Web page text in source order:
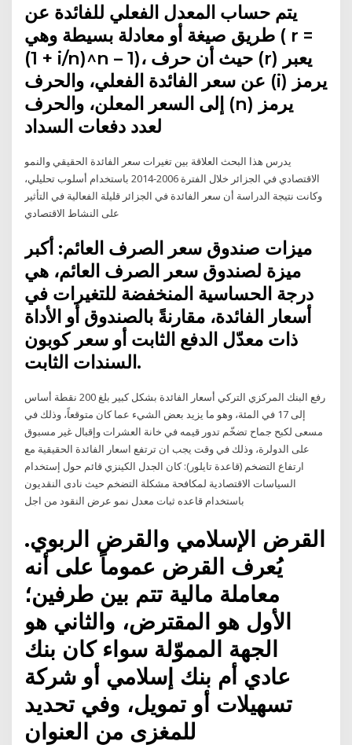
يتم حساب المعدل الفعلي للفائدة عن
طريق صيغة أو معادلة بسيطة وهي ( r =
(1 + i/n)^n – 1)، حيث أن حرف (r) يعبر
عن سعر الفائدة الفعلي، والحرف (i) يرمز
إلى السعر المعلن، والحرف (n) يرمز
لعدد دفعات السداد
يدرس هذا البحث العلاقة بين تغيرات سعر الفائدة الحقيقي والنمو
الاقتصادي في الجزائر خلال الفترة 2006-2014 باستخدام أسلوب تحليلي،
وكانت نتيجة الدراسة أن سعر الفائدة في الجزائر قليلة الفعالية في التأثير
على النشاط الاقتصادي
ميزات صندوق سعر الصرف العائم: أكبر
ميزة لصندوق سعر الصرف العائم، هي
درجة الحساسية المنخفضة للتغيرات في
أسعار الفائدة، مقارنةً بالصندوق أو الأداة
ذات معدّل الدفع الثابت أو سعر كوبون
السندات الثابت.
رفع البنك المركزي التركي أسعار الفائدة بشكل كبير بلغ 200 نقطة أساس
إلى 17 في المئة، وهو ما يزيد بعض الشيء عما كان متوقعاً، وذلك في
مسعى لكبح جماح تضخّم تدور قيمه في خانة العشرات وإقبال غير مسبوق
على الدولرة، وذلك في وقت يجب ان ترتفع اسعار الفائدة الحقيقية مع
ارتفاع التضخم (قاعدة تايلور): كان الجدل الكينزي قائم حول إستخدام
السياسات الاقتصادية لمكافحة مشكلة التضخم حيث نادى النقديون
باستخدام قاعده ثبات معدل نمو عرض النقود من اجل
القرض الإسلامي والقرض الربوي.
يُعرف القرض عموماً على أنه
معاملة مالية تتم بين طرفين؛
الأول هو المقترض، والثاني هو
الجهة المموّلة سواء كان بنك
عادي أم بنك إسلامي أو شركة
تسهيلات أو تمويل، وفي تحديد
للمغزى من العنوان